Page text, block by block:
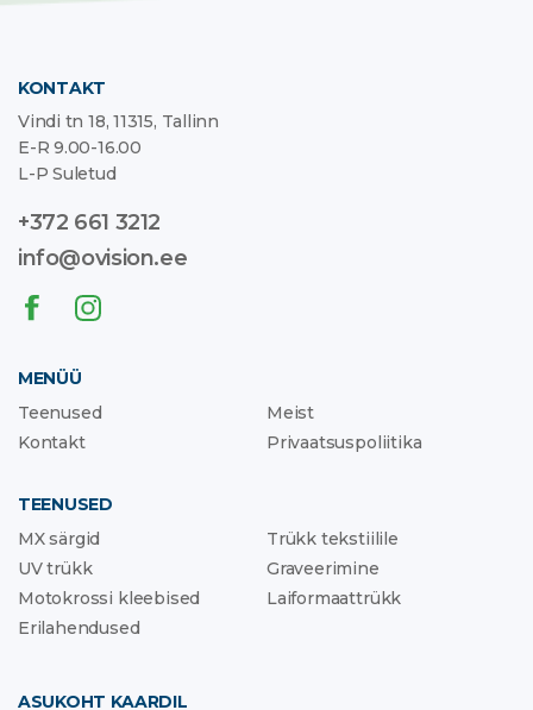
KONTAKT
Vindi tn 18, 11315, Tallinn
E-R 9.00-16.00
L-P Suletud
+372 661 3212
info@ovision.ee
MENÜÜ
Teenused
Meist
Kontakt
Privaatsuspoliitika
TEENUSED
MX särgid
Trükk tekstiilile
UV trükk
Graveerimine
Motokrossi kleebised
Laiformaattrükk
Erilahendused
ASUKOHT KAARDIL